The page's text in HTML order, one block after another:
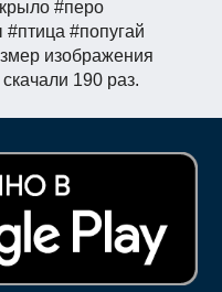
#перо
#попугай
изображения
190 раз.